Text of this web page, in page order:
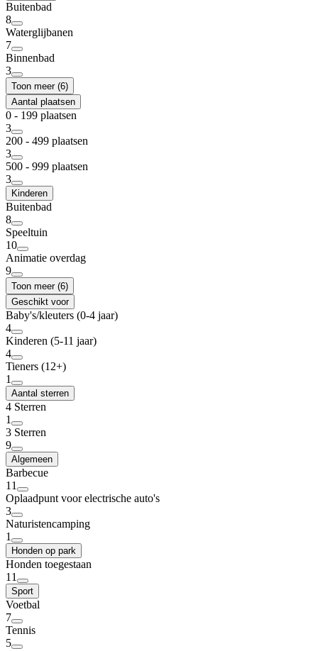
Buitenbad
8
Waterglijbanen
7
Binnenbad
3
Toon meer (6)
Aantal plaatsen
0 - 199 plaatsen
3
200 - 499 plaatsen
3
500 - 999 plaatsen
3
Kinderen
Buitenbad
8
Speeltuin
10
Animatie overdag
9
Toon meer (6)
Geschikt voor
Baby's/kleuters (0-4 jaar)
4
Kinderen (5-11 jaar)
4
Tieners (12+)
1
Aantal sterren
4 Sterren
1
3 Sterren
9
Algemeen
Barbecue
11
Oplaadpunt voor electrische auto's
3
Naturistencamping
1
Honden op park
Honden toegestaan
11
Sport
Voetbal
7
Tennis
5